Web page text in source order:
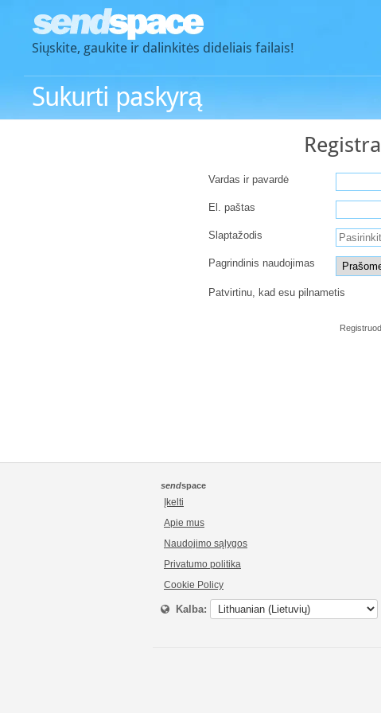
Siųskite, gaukite ir dalinkitės dideliais failais!
Sukurti paskyrą
Vardas ir pavardė
El. paštas
Slaptažodis
Pagrindinis naudojimas
Patvirtinu, kad esu pilnametis
sendspace
Įkelti
Apie mus
Naudojimo sąlygos
Privatumo politika
Cookie Policy
Kalba: